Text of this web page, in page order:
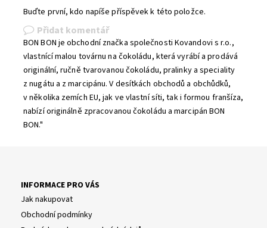
Buďte první, kdo napíše příspěvek k této položce.
Přidat komentář
BON BON je obchodní značka společnosti Kovandovi s r.o.,
vlastnící malou továrnu na čokoládu, která vyrábí a prodává
originální, ručně tvarovanou čokoládu, pralinky a speciality
z nugátu a z marcipánu. V desítkách obchodů a obchůdků,
v několika zemích EU, jak ve vlastní síti, tak i formou franšíza,
nabízí originálně zpracovanou čokoládu a marcipán BON
BON."
INFORMACE PRO VÁS
Jak nakupovat
Obchodní podmínky